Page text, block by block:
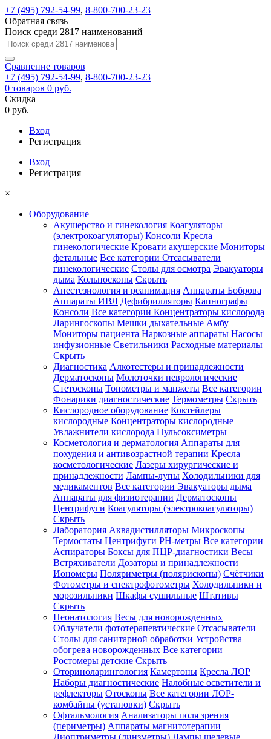
+7 (495) 792-54-99, 8-800-700-23-23
Обратная связь
Поиск среди 2817 наименований
Сравнение товаров
+7 (495) 792-54-99, 8-800-700-23-23
0 товаров 0 руб.
Скидка
0 руб.
Вход
Регистрация
Вход
Регистрация
×
Оборудование
Акушерство и гинекология Коагуляторы
(электрокоагуляторы) Консоли Кресла
гинекологические Кровати акушерские Мониторы
фетальные Все категории Отсасыватели
гинекологические Столы для осмотра Эвакуаторы
дыма Кольпоскопы Скрыть
Анестезиология и реанимация Аппараты Боброва
Аппараты ИВЛ Дефибрилляторы Капнографы
Консоли Все категории Концентраторы кислорода
Ларингоскопы Мешки дыхательные Амбу
Мониторы пациента Наркозные аппараты Насосы
инфузионные Светильники Расходные материалы
Скрыть
Диагностика Алкотестеры и принадлежности
Дерматоскопы Молоточки неврологические
Стетоскопы Тонометры и манжеты Все категории
Фонарики диагностические Термометры Скрыть
Кислородное оборудование Коктейлеры
кислородные Концентраторы кислородные
Увлажнители кислорода Пульсоксиметры
Косметология и дерматология Аппараты для
похудения и антивозрастной терапии Кресла
косметологические Лазеры хирургические и
принадлежности Лампы-лупы Холодильники для
медикаментов Все категории Эвакуаторы дыма
Аппараты для физиотерапии Дерматоскопы
Центрифуги Коагуляторы (электрокоагуляторы)
Скрыть
Лаборатория Аквадистилляторы Микроскопы
Термостаты Центрифуги PH-метры Все категории
Аспираторы Боксы для ПЦР-диагностики Весы
Встряхиватели Дозаторы и принадлежности
Иономеры Поляриметры (полярископы) Счётчики
Фотометры и спектрофотометры Холодильники и
морозильники Шкафы сушильные Штативы
Скрыть
Неонатология Весы для новорожденных
Облучатели фототерапевтические Отсасыватели
Столы для санитарной обработки Устройства
обогрева новорожденных Все категории
Ростомеры детские Скрыть
Оториноларингология Камертоны Кресла ЛОР
Наборы диагностические Налобные осветители и
рефлекторы Отоскопы Все категории ЛОР-
комбайны (установки) Скрыть
Офтальмология Анализаторы поля зрения
(периметры) Аппараты магнитотерапии
Диоптриметры (линзметры) Лампы щелевые